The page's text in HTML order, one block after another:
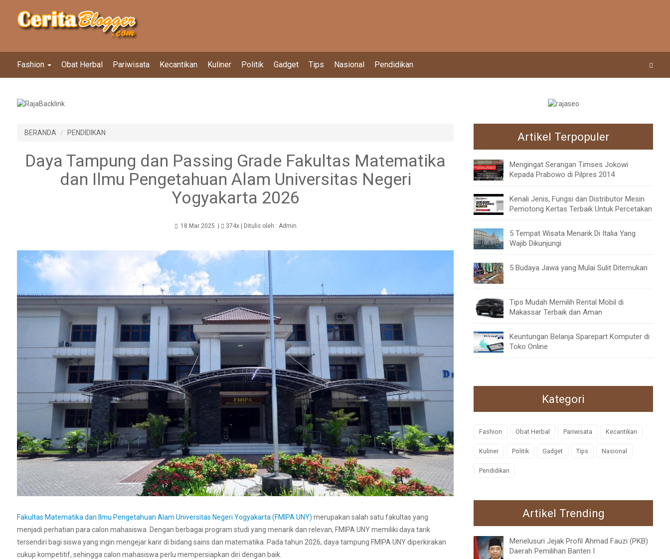
Fashion Obat Herbal Pariwisata Kecantikan Kuliner Politik Gadget Tips Nasional Pendidikan
BERANDA PENDIDIKAN
Daya Tampung dan Passing Grade Fakultas Matematika
dan Ilmu Pengetahuan Alam Universitas Negeri
Yogyakarta 2026
18 Mar 2025 374x| Ditulis oleh : Admin
Fakultas Matematika dan Ilmu Pengetahuan Alam Universitas Negeri Yogyakarta (FMIPA UNY) merupakan salah satu fakultas yang
menjadi perhatian para calon mahasiswa. Dengan berbagai program studi yang menarik dan relevan, FMIPA UNY memiliki daya tarik
tersendiri bagi siswa yang ingin mengejar karir di bidang sains dan matematika. Pada tahun 2026, daya tampung FMIPA UNY diperkirakan
cukup kompetitif, sehingga calon mahasiswa perlu mempersiapkan diri dengan baik.
Artikel Terpopuler
Mengingat Serangan Timses Jokowi
Kepada Prabowo di Pilpres 2014
Kenali Jenis, Fungsi dan Distributor Mesin
Pemotong Kertas Terbaik Untuk Percetakan
5 Tempat Wisata Menarik Di Italia Yang
Wajib Dikunjungi
5 Budaya Jawa yang Mulai Sulit Ditemukan
Tips Mudah Memilih Rental Mobil di
Makassar Terbaik dan Aman
Keuntungan Belanja Sparepart Komputer di
Toko Online
Kategori
Fashion Obat Herbal Pariwisata Kecantikan
Kuliner Politik Gadget Tips Nasional
Pendidikan
Artikel Trending
Menelusuri Jejak Profil Ahmad Fauzi (PKB)
Daerah Pemilihan Banten I